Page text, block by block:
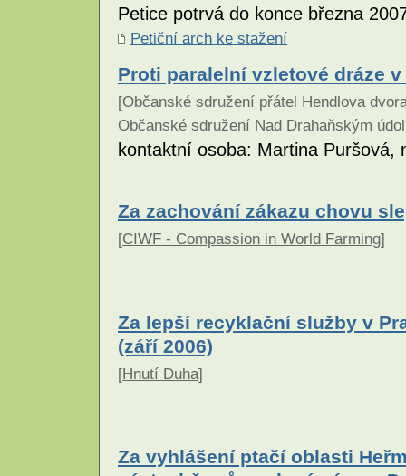
Petice potrvá do konce března
Petiční arch ke stažení
Proti paralelní vzletové dráze v
[Občanské sdružení přátel Hendlova
Občanské sdružení Nad Drahaňským
kontaktní osoba: Martina Puršová,
Za zachování zákazu chovu
[CIWF - Compassion in World Farming]
Za lepší recyklační služby v
(září 2006)
[Hnutí Duha]
Za vyhlášení ptačí oblasti